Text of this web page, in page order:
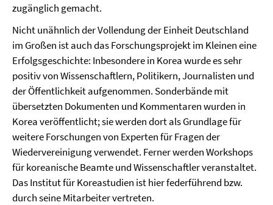
zugänglich gemacht.
Nicht unähnlich der Vollendung der Einheit Deutschland
im Großen ist auch das Forschungsprojekt im Kleinen eine
Erfolgsgeschichte: Inbesondere in Korea wurde es sehr
positiv von Wissenschaftlern, Politikern, Journalisten und
der Öffentlichkeit aufgenommen. Sonderbände mit
übersetzten Dokumenten und Kommentaren wurden in
Korea veröffentlicht; sie werden dort als Grundlage für
weitere Forschungen von Experten für Fragen der
Wiedervereinigung verwendet. Ferner werden Workshops
für koreanische Beamte und Wissenschaftler veranstaltet.
Das Institut für Koreastudien ist hier federführend bzw.
durch seine Mitarbeiter vertreten.